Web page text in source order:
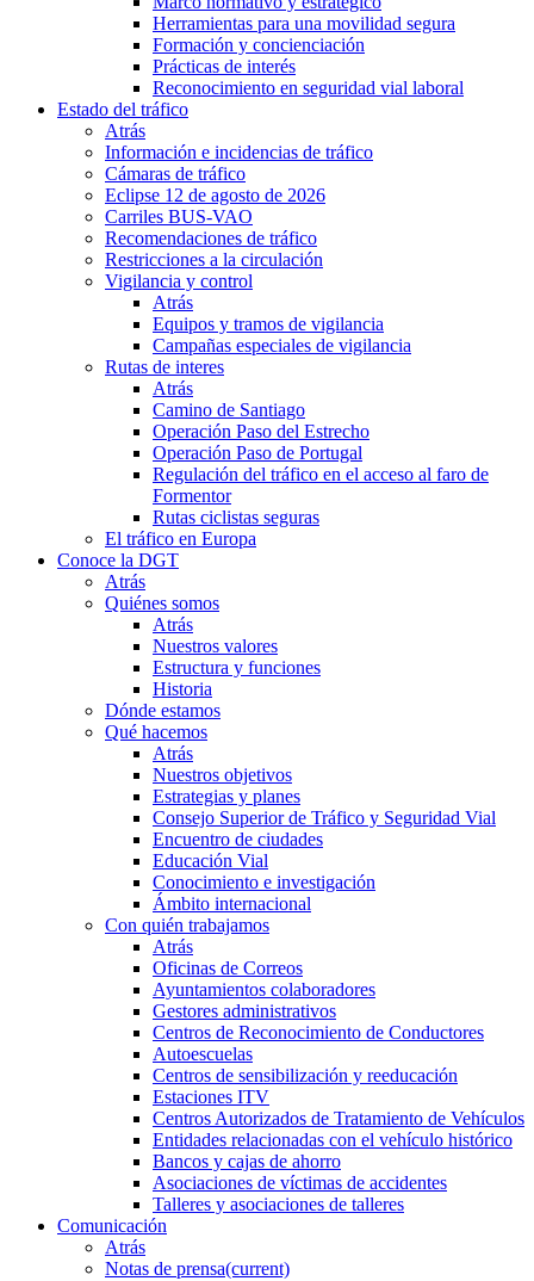
Herramientas para una movilidad segura
Formación y concienciación
Prácticas de interés
Reconocimiento en seguridad vial laboral
Estado del tráfico
Atrás
Información e incidencias de tráfico
Cámaras de tráfico
Eclipse 12 de agosto de 2026
Carriles BUS-VAO
Recomendaciones de tráfico
Restricciones a la circulación
Vigilancia y control
Atrás
Equipos y tramos de vigilancia
Campañas especiales de vigilancia
Rutas de interes
Atrás
Camino de Santiago
Operación Paso del Estrecho
Operación Paso de Portugal
Regulación del tráfico en el acceso al faro de
Formentor
Rutas ciclistas seguras
El tráfico en Europa
Conoce la DGT
Atrás
Quiénes somos
Atrás
Nuestros valores
Estructura y funciones
Historia
Dónde estamos
Qué hacemos
Atrás
Nuestros objetivos
Estrategias y planes
Consejo Superior de Tráfico y Seguridad Vial
Encuentro de ciudades
Educación Vial
Conocimiento e investigación
Ámbito internacional
Con quién trabajamos
Atrás
Oficinas de Correos
Ayuntamientos colaboradores
Gestores administrativos
Centros de Reconocimiento de Conductores
Autoescuelas
Centros de sensibilización y reeducación
Estaciones ITV
Centros Autorizados de Tratamiento de Vehículos
Entidades relacionadas con el vehículo histórico
Bancos y cajas de ahorro
Asociaciones de víctimas de accidentes
Talleres y asociaciones de talleres
Comunicación
Atrás
Notas de prensa(current)